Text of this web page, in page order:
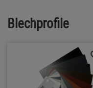
Blechprofile